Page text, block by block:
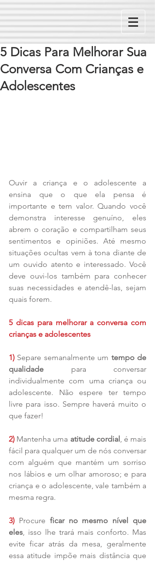
5 Dicas Para Melhorar Sua
Conversa Com Crianças e
Adolescentes
Ouvir a criança e o adolescente a
ensina que o que ela pensa é
importante e tem valor. Quando você
demonstra interesse genuíno, eles
abrem o coração e compartilham seus
sentimentos e opiniões. Até mesmo
situações ocultas vem à tona diante de
um ouvido atento e interessado. Você
deve ouvi-los também para conhecer
suas necessidades e atendê-las, sejam
quais forem.
5 dicas para melhorar a conversa com
crianças e adolescentes
1) Separe semanalmente um tempo de
qualidade para conversar
individualmente com uma criança ou
adolescente. Não espere ter tempo
livre para isso. Sempre haverá muito o
que fazer!
2) Mantenha uma atitude cordial , é mais
fácil para qualquer um de nós conversar
com alguém que mantém um sorriso
nos lábios e um olhar amoroso; e para
criança e o adolescente, vale também a
mesma regra.
3) Procure ficar no mesmo nível que
eles, isso lhe trará mais conforto. Mas
evite ficar atrás da mesa, geralmente
essa atitude impõe mais distância que